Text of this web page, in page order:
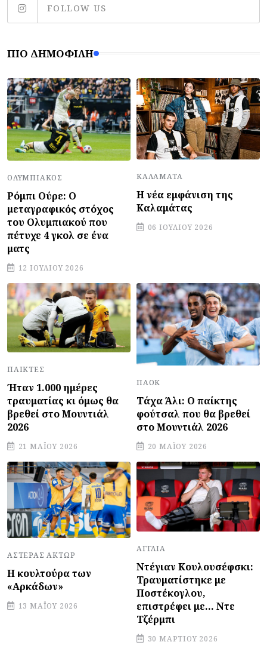
FOLLOW US
ΠΙΟ ΔΗΜΟΦΙΛΉ
ΟΛΥΜΠΙΑΚΌΣ
Ρόμπι Ούρε: Ο
μεταγραφικός στόχος
του Ολυμπιακού που
πέτυχε 4 γκολ σε ένα
ματς
12 ΙΟΥΛΊΟΥ 2026
ΚΑΛΑΜΆΤΑ
Η νέα εμφάνιση της
Καλαμάτας
06 ΙΟΥΛΊΟΥ 2026
ΠΑΊΚΤΕΣ
Ήταν 1.000 ημέρες
τραυματίας κι όμως θα
βρεθεί στο Μουντιάλ
2026
21 ΜΑΪ́ΟΥ 2026
ΠΑΟΚ
Τάχα Άλι: Ο παίκτης
φούτσαλ που θα βρεθεί
στο Μουντιάλ 2026
20 ΜΑΪ́ΟΥ 2026
ΑΣΤΈΡΑΣ ΆΚΤΩΡ
Η κουλτούρα των
«Αρκάδων»
13 ΜΑΪ́ΟΥ 2026
ΑΓΓΛΊΑ
Ντέγιαν Κουλουσέφσκι:
Τραυματίστηκε με
Ποστέκογλου,
επιστρέφει με... Ντε
Τζέρμπι
30 ΜΑΡΤΊΟΥ 2026